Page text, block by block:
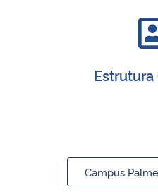
Campus